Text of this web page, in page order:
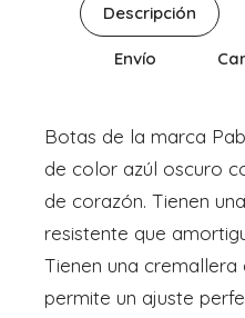
Descripción
Envío
Botas de la marca
de color azúl oscuro
de corazón. Tienen
resistente que
Tienen una
permite un ajuste